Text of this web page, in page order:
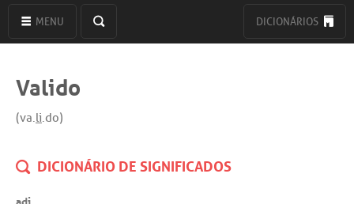
MENU DICIONÁRIOS
Valido
(va.li.do)
DICIONÁRIO DE SIGNIFICADOS
adj.